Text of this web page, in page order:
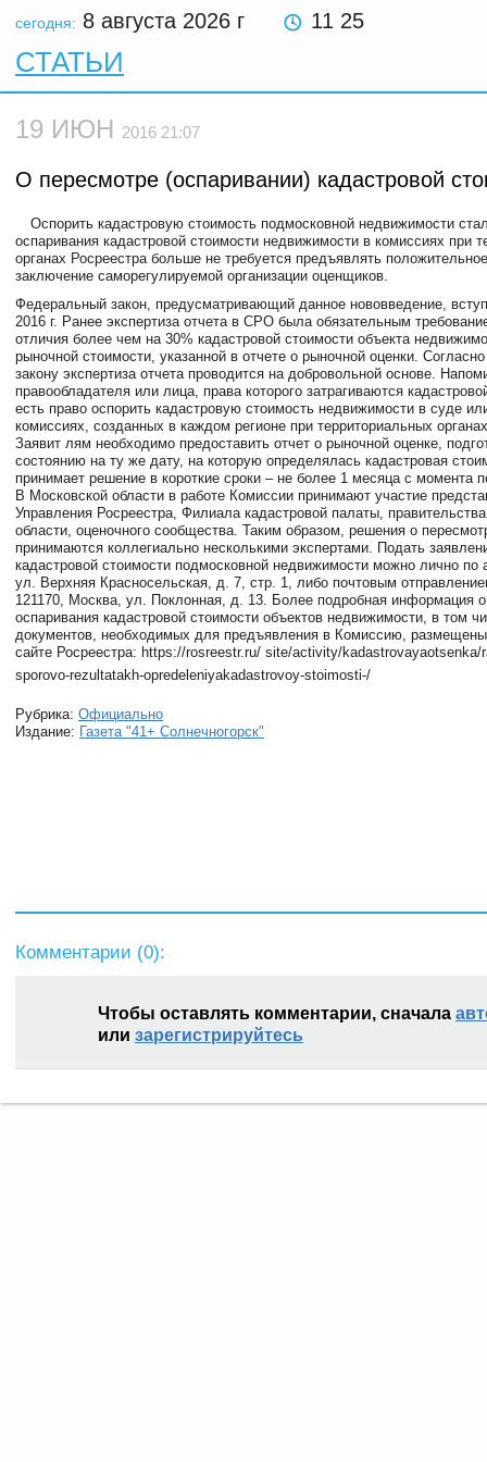
сегодня: 8 августа 2026 г 11 25
СТАТЬИ
19 ИЮН 2016 21:07
О пересмотре (оспаривании) кадастровой
Оспорить кадастровую стоимость подмосковной недвижимости
оспаривания кадастровой стоимости недвижимости в комиссиях при
органах Росреестра больше не требуется предъявлять
заключение саморегулируемой организации оценщиков.
Федеральный закон, предусматривающий данное нововведение,
2016 г. Ранее экспертиза отчета в СРО была обязательным
отличия более чем на 30% кадастровой стоимости объекта
рыночной стоимости, указанной в отчете о рыночной оценки.
закону экспертиза отчета проводится на добровольной основе.
правообладателя или лица, права которого затрагиваются
есть право оспорить кадастровую стоимость недвижимости в суде
комиссиях, созданных в каждом регионе при территориальных
Заявит лям необходимо предоставить отчет о рыночной оценке,
состоянию на ту же дату, на которую определялась кадастровая
принимает решение в короткие сроки – не более 1 месяца с момента
В Московской области в работе Комиссии принимают участие
Управления Росреестра, Филиала кадастровой палаты,
области, оценочного сообщества. Таким образом, решения о
принимаются коллегиально несколькими экспертами. Подать
кадастровой стоимости подмосковной недвижимости можно лично по
ул. Верхняя Красносельская, д. 7, стр. 1, либо почтовым
121170, Москва, ул. Поклонная, д. 13. Более подробная информация
оспаривания кадастровой стоимости объектов недвижимости, в том
документов, необходимых для предъявления в Комиссию,
сайте Росреестра: https://rosreestr.ru/ site/activity/kadastrovayaotsenka/
sporovo-rezultatakh-opredeleniyakadastrovoy-stoimosti-/
Рубрика: Официально
Издание: Газета "41+ Солнечногорск"
Комментарии (0):
Чтобы оставлять комментарии, сначала
или зарегистрируйтесь